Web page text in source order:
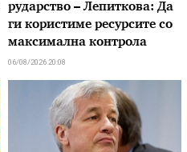
рударство – Лепиткова: Да
ги користиме ресурсите со
максимална контрола
06/08/2026 20:08